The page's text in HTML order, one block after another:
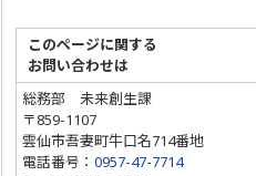
このページに関する
お問い合わせは
総務部 未来創生課
〒859-1107
雲仙市吾妻町牛口名714番地
電話番号：0957-47-7714